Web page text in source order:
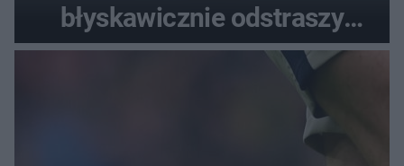
błyskawicznie odstraszy
uciążliwe owady